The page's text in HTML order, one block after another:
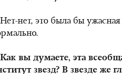
нет, это была бы
вы думаете, эта
звезд? В звезде же